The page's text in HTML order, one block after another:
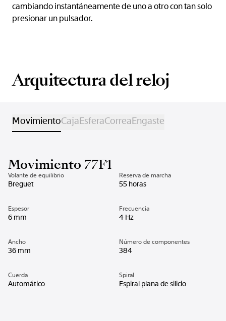
cambiando instantáneamente de uno a otro con tan solo
presionar un pulsador.
Arquitectura del reloj
MovimientoCajaEsferaCorreaEngaste
Movimiento 77F1
Volante de equilibrio
Breguet
Reserva de marcha
55 horas
Espesor
6 mm
Frecuencia
4 Hz
Ancho
36 mm
Número de componentes
384
Cuerda
Automático
Spiral
Espiral plana de silicio